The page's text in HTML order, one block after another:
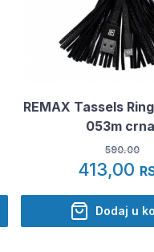
REMAX Tassels
053m
590.00
413,00
Dodaj u